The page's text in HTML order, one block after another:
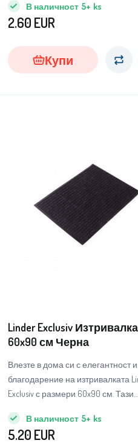
аксесоар, но и стилен елемент,
придаде на вашия вход нотка на
гарантира, че домът ви остава
уютен.
В наличност 5+ ks
2.60 EUR
Купи
Linder Exclusiv Изтривалка
60x90 см Черна
Влезте в дома си с елегантност
благодарение на изтривалката
Exclusiv с размери 60x90 см. Тази
аксесоар, но и стилен елемент,
придаде на вашия вход нотка на
В наличност 5+ ks
5.20 EUR